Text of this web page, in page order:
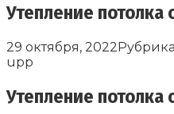
Утепление потолка
29 октября, 2022
upp
Утепление потолка